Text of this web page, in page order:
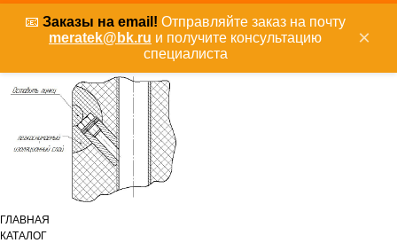
📧 Заказы на email! Отправляйте заказ на почту
meratek@bk.ru и получите консультацию
специалиста
×
ГЛАВНАЯ
КАТАЛОГ